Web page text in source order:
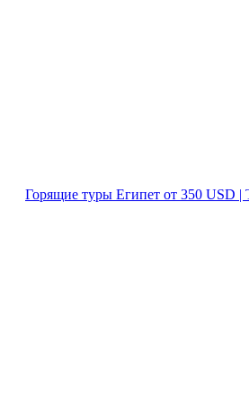
Горящие туры Египет от 350 USD |